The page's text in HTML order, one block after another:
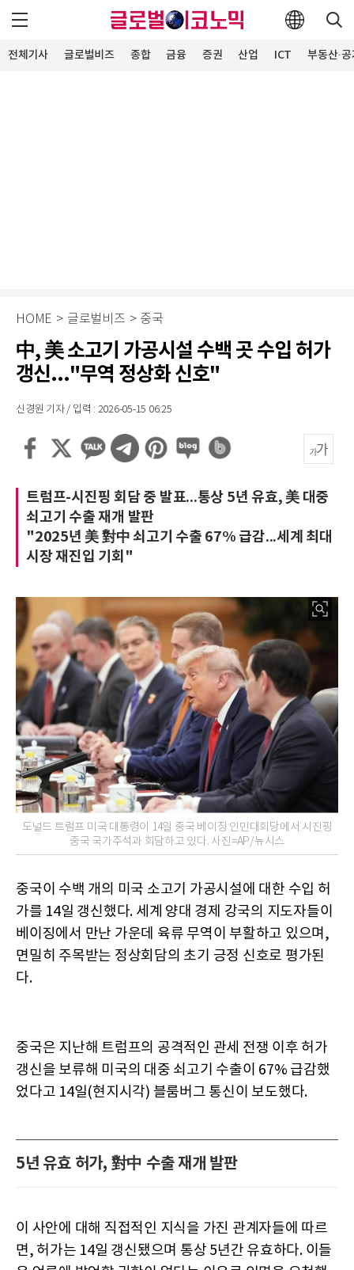
전체기사 글로벌비즈 종합 금융 증권 산업 ICT 부동산·
HOME > 글로벌비즈 > 중국
中, 美 소고기 가공시설 수백 곳 수입 허가
갱신..."무역 정상화 신호"
신경원 기자 / 입력 : 2026-05-15 06:25
트럼프-시진핑 회담 중 발표...통상 5년 유효, 美 대중
쇠고기 수출 재개 발판
"2025년 美 對中 쇠고기 수출 67% 급감...세계 최대
시장 재진입 기회"
도널드 트럼프 미국 대통령이 14일 중국 베이징 인민대회당에서 시진핑
중국 국가주석과 회담하고 있다. 사진=AP/뉴시스
중국이 수백 개의 미국 소고기 가공시설에 대한 수입 허
가를 14일 갱신했다. 세계 양대 경제 강국의 지도자들이
베이징에서 만난 가운데 육류 무역이 부활하고 있으며,
면밀히 주목받는 정상회담의 초기 긍정 신호로 평가된
다.
중국은 지난해 트럼프의 공격적인 관세 전쟁 이후 허가
갱신을 보류해 미국의 대중 쇠고기 수출이 67% 급감했
었다고 14일(현지시각) 블룸버그 통신이 보도했다.
5년 유효 허가, 對中 수출 재개 발판
이 사안에 대해 직접적인 지식을 가진 관계자들에 따르
면, 허가는 14일 갱신됐으며 통상 5년간 유효하다. 이들